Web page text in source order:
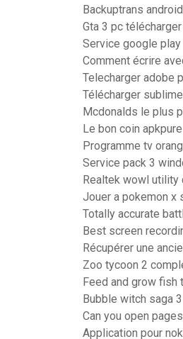
Backuptrans
Gta 3 pc
Service google
Comment écrire
Telecharger adobe
Télécharger
Mcdonalds le plus
Le bon coin apkpure
Programme tv
Service pack 3
Realtek wowl utility
Jouer a pokemon x
Totally accurate
Best screen
Récupérer une
Zoo tycoon 2
Feed and grow fish
Bubble witch saga
Can you open
Application pour